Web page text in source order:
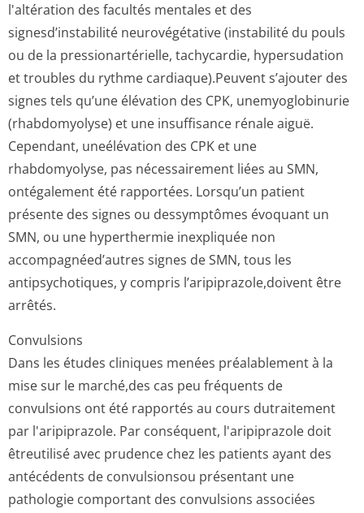
l'altération des facultés mentales et des
signesd’instabilité neurovégétative (instabilité du pouls
ou de la pressionartérielle, tachycardie, hypersudation
et troubles du rythme cardiaque).Peuvent s’ajouter des
signes tels qu’une élévation des CPK, unemyoglobinurie
(rhabdomyolyse) et une insuffisance rénale aiguë.
Cependant, uneélévation des CPK et une
rhabdomyolyse, pas nécessairement liées au SMN,
ontégalement été rapportées. Lorsqu’un patient
présente des signes ou dessymptômes évoquant un
SMN, ou une hyperthermie inexpliquée non
accompagnéed’autres signes de SMN, tous les
antipsychotiques, y compris l’aripiprazole,do­ivent être
arrêtés.
Convulsions
Dans les études cliniques menées préalablement à la
mise sur le marché,des cas peu fréquents de
convulsions ont été rapportés au cours dutraitement
par l'aripiprazole. Par conséquent, l'aripiprazole doit
êtreutilisé avec prudence chez les patients ayant des
antécédents de convulsionsou présentant une
pathologie comportant des convulsions associées